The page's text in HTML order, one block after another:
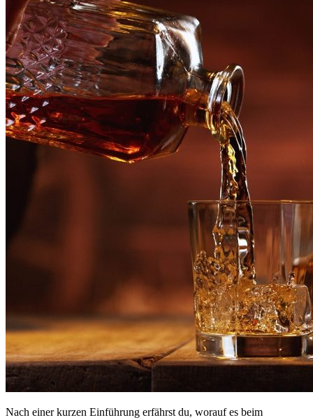
Nach einer kurzen Einführung erfährst du, worauf es beim